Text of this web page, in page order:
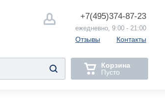
+7(495)374-87-23
ежедневно, 9:00 - 21:00
Отзывы Контакты
Корзина
Пусто